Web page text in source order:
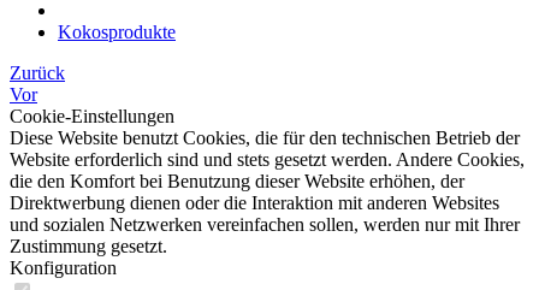
Kokosprodukte
Zurück
Vor
Cookie-Einstellungen
Diese Website benutzt Cookies, die für den technischen Betrieb der
Website erforderlich sind und stets gesetzt werden. Andere Cookies,
die den Komfort bei Benutzung dieser Website erhöhen, der
Direktwerbung dienen oder die Interaktion mit anderen Websites
und sozialen Netzwerken vereinfachen sollen, werden nur mit Ihrer
Zustimmung gesetzt.
Konfiguration